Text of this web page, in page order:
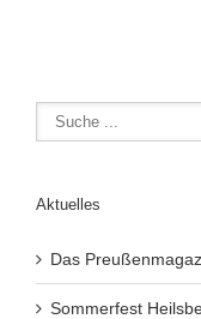
Aktuelles
Das
Sommerfest